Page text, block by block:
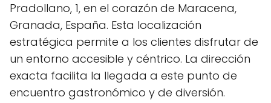
Pradollano, 1, en el corazón de Maracena,
Granada, España. Esta localización
estratégica permite a los clientes disfrutar de
un entorno accesible y céntrico. La dirección
exacta facilita la llegada a este punto de
encuentro gastronómico y de diversión.